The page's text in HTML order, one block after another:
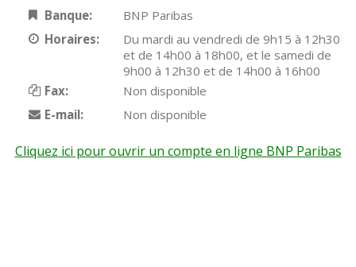
Banque:
BNP Paribas
Horaires:
Du mardi au vendredi de 9h15 à 12h30
et de 14h00 à 18h00, et le samedi de
9h00 à 12h30 et de 14h00 à 16h00
Fax:
Non disponible
E-mail:
Non disponible
Cliquez ici pour ouvrir un compte en ligne BNP Paribas